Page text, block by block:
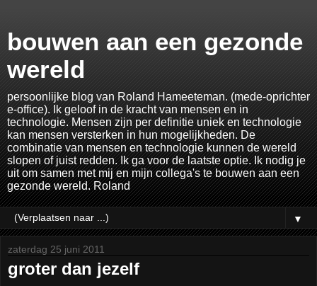
bouwen aan een gezonde
wereld
persoonlijke blog van Roland Hameeteman. (mede-oprichter
e-office). Ik geloof in de kracht van mensen en in
technologie. Mensen zijn per definitie uniek en technologie
kan mensen versterken in hun mogelijkheden. De
combinatie van mensen en technologie kunnen de wereld
slopen of juist redden. Ik ga voor de laatste optie. Ik nodig je
uit om samen met mij en mijn collega's te bouwen aan een
gezonde wereld. Roland
▼
zaterdag 25 juni 2011
groter dan jezelf